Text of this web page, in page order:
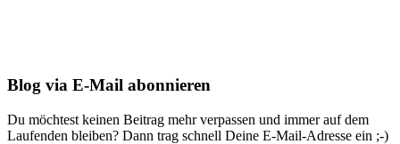
Blog via E-Mail abonnieren
Du möchtest keinen Beitrag mehr verpassen und immer auf dem
Laufenden bleiben? Dann trag schnell Deine E-Mail-Adresse ein ;-)